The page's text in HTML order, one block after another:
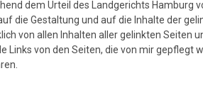
dem Urteil des Landgerichts Hamburg
die Gestaltung und auf die Inhalte der
von allen Inhalten aller gelinkten Seiten
Links von den Seiten, die von mir gepflegt